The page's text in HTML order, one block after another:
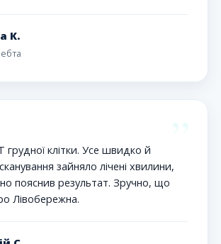
К.
клітки. Усе швидко й
зайняло лічені хвилини,
пояснив результат. Зручно, що
Лівобережна.